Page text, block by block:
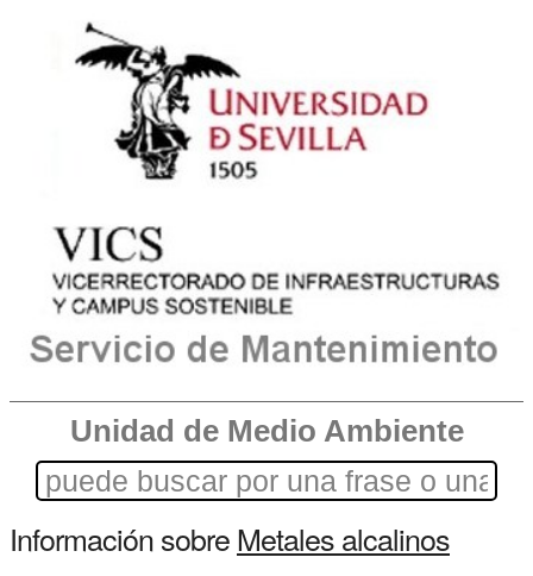
Unidad de Medio Ambiente
Información sobreMetales alcalinos